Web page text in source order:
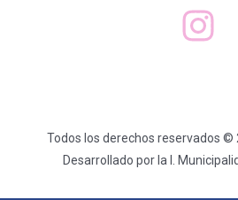
Todos los derechos reservados ©
Desarrollado por la I.